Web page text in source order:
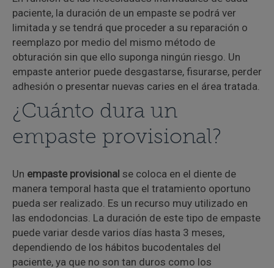
paciente, la duración de un empaste se podrá ver
limitada y se tendrá que proceder a su reparación o
reemplazo por medio del mismo método de
obturación sin que ello suponga ningún riesgo. Un
empaste anterior puede desgastarse, fisurarse, perder
adhesión o presentar nuevas caries en el área tratada.
¿Cuánto dura un
empaste provisional?
Un empaste provisional se coloca en el diente de
manera temporal hasta que el tratamiento oportuno
pueda ser realizado. Es un recurso muy utilizado en
las endodoncias. La duración de este tipo de empaste
puede variar desde varios días hasta 3 meses,
dependiendo de los hábitos bucodentales del
paciente, ya que no son tan duros como los